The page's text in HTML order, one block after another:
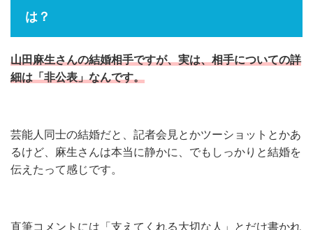
は？
山田麻生さんの結婚相手ですが、実は、相手についての詳
細は「非公表」なんです。
芸能人同士の結婚だと、記者会見とかツーショットとかあ
るけど、麻生さんは本当に静かに、でもしっかりと結婚を
伝えたって感じです。
直筆コメントには「支えてくれる大切な人」とだけ書かれ